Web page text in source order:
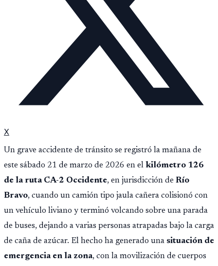
X
Un grave accidente de tránsito se registró la mañana de
este sábado 21 de marzo de 2026 en el kilómetro 126
de la ruta CA-2 Occidente, en jurisdicción de Río
Bravo, cuando un camión tipo jaula cañera colisionó con
un vehículo liviano y terminó volcando sobre una parada
de buses, dejando a varias personas atrapadas bajo la carga
de caña de azúcar. El hecho ha generado una situación de
emergencia en la zona, con la movilización de cuerpos